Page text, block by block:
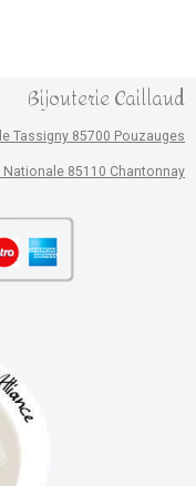
Bijouterie Caillaud
Tassigny 85700 Pouzauges
Nationale 85110 Chantonnay